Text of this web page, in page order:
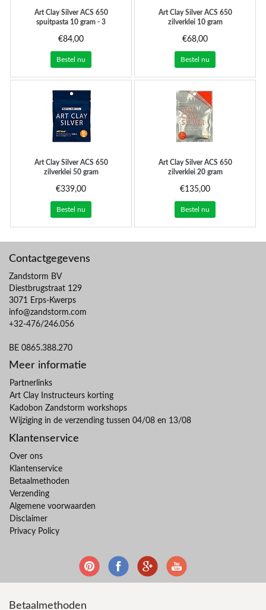
Art Clay SilverACS 650
spuitpasta 10 gram - 3
€84,00
Bestel nu
Art Clay SilverACS 650
zilverklei 10 gram
€68,00
Bestel nu
Art Clay SilverACS 650
zilverklei 50 gram
€339,00
Bestel nu
Art Clay SilverACS 650
zilverklei 20 gram
€135,00
Bestel nu
Contactgegevens
Zandstorm BV
Diestbrugstraat 129
3071 Erps-Kwerps
info@zandstorm.com
+32-476/246.056
BE 0865.388.270
Meer informatie
Partnerlinks
Art Clay Instructeurs korting
Kadobon Zandstorm workshops
Wijziging in de verzending tussen 04/08 en 13/08
Klantenservice
Over ons
Klantenservice
Betaalmethoden
Verzending
Algemene voorwaarden
Disclaimer
Privacy Policy
Betaalmethoden